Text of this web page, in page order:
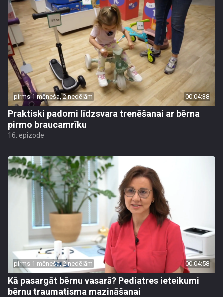
pirms 1 mēneša, 2 nedēļām 00:04:38
Praktiski padomi līdzsvara trenēšanai ar bērna
pirmo braucamrīku
16. epizode
pirms 1 mēneša, 2 nedēļām 00:04:58
Kā pasargāt bērnu vasarā? Pediatres ieteikumi
bērnu traumatisma mazināšanai